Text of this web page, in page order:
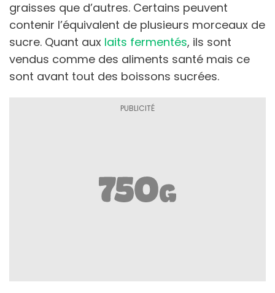
graisses que d’autres. Certains peuvent
contenir l’équivalent de plusieurs morceaux de
sucre. Quant aux laits fermentés, ils sont
vendus comme des aliments santé mais ce
sont avant tout des boissons sucrées.